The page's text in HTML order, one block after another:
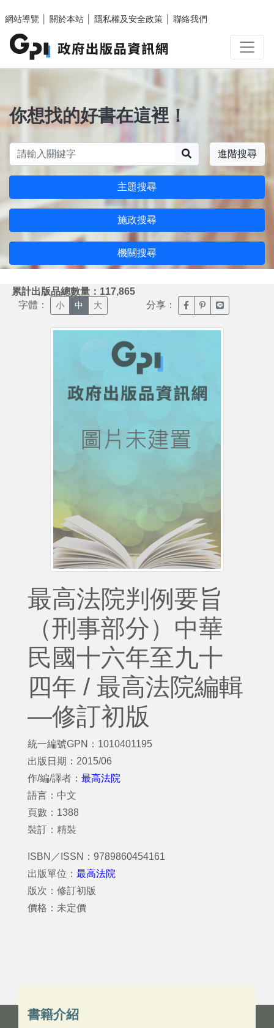
網站導覽
關於本站 隱私權及安全政策 聯絡我們
你想找的好書在這裡！
進階搜尋
主題搜尋
施政搜尋
機關搜尋
累計出版品總數量：117,865
字體： 小 中 大 分享： 臉書分享(另開新視窗)
噗浪分享(另開新
Line分享(另
最高法院判例要旨
（刑事部分）中華
民國十六年至九十
四年 / 最高法院編輯
—修訂初版
統一編號GPN：1010401195
出版日期：2015/06
作/編/譯者： 最高法院
語言：中文
頁數：1388
裝訂：精裝
ISBN／ISSN：9789860454161
出版單位： 最高法院
版次：修訂初版
價格：未定價
書籍介紹